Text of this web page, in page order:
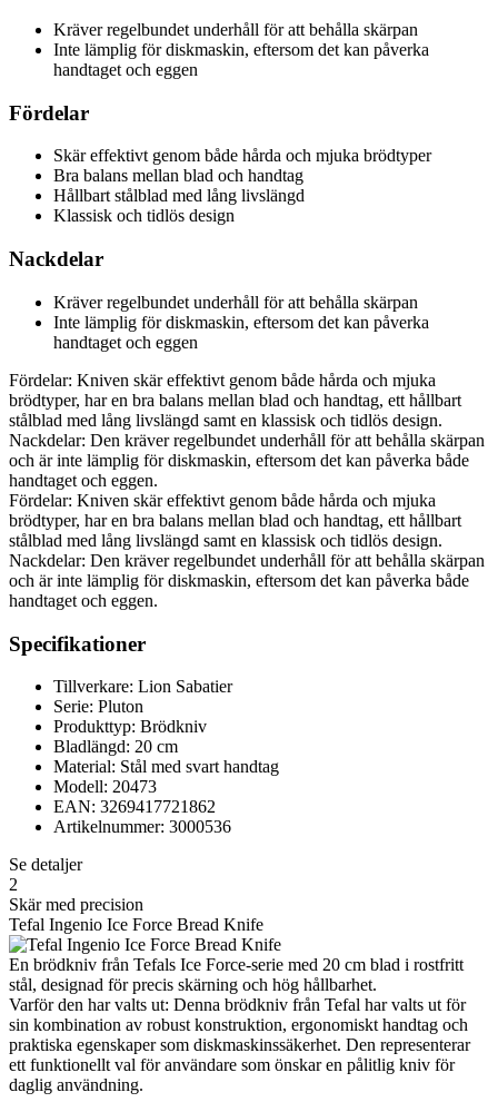
Kräver regelbundet underhåll för att behålla skärpan
Inte lämplig för diskmaskin, eftersom det kan påverka
handtaget och eggen
Fördelar
Skär effektivt genom både hårda och mjuka brödtyper
Bra balans mellan blad och handtag
Hållbart stålblad med lång livslängd
Klassisk och tidlös design
Nackdelar
Kräver regelbundet underhåll för att behålla skärpan
Inte lämplig för diskmaskin, eftersom det kan påverka
handtaget och eggen
Fördelar: Kniven skär effektivt genom både hårda och mjuka
brödtyper, har en bra balans mellan blad och handtag, ett hållbart
stålblad med lång livslängd samt en klassisk och tidlös design.
Nackdelar: Den kräver regelbundet underhåll för att behålla skärpan
och är inte lämplig för diskmaskin, eftersom det kan påverka både
handtaget och eggen.
Fördelar: Kniven skär effektivt genom både hårda och mjuka
brödtyper, har en bra balans mellan blad och handtag, ett hållbart
stålblad med lång livslängd samt en klassisk och tidlös design.
Nackdelar: Den kräver regelbundet underhåll för att behålla skärpan
och är inte lämplig för diskmaskin, eftersom det kan påverka både
handtaget och eggen.
Specifikationer
Tillverkare: Lion Sabatier
Serie: Pluton
Produkttyp: Brödkniv
Bladlängd: 20 cm
Material: Stål med svart handtag
Modell: 20473
EAN: 3269417721862
Artikelnummer: 3000536
Se detaljer
2
Skär med precision
Tefal Ingenio Ice Force Bread Knife
En brödkniv från Tefals Ice Force-serie med 20 cm blad i rostfritt
stål, designad för precis skärning och hög hållbarhet.
Varför den har valts ut: Denna brödkniv från Tefal har valts ut för
sin kombination av robust konstruktion, ergonomiskt handtag och
praktiska egenskaper som diskmaskinssäkerhet. Den representerar
ett funktionellt val för användare som önskar en pålitlig kniv för
daglig användning.